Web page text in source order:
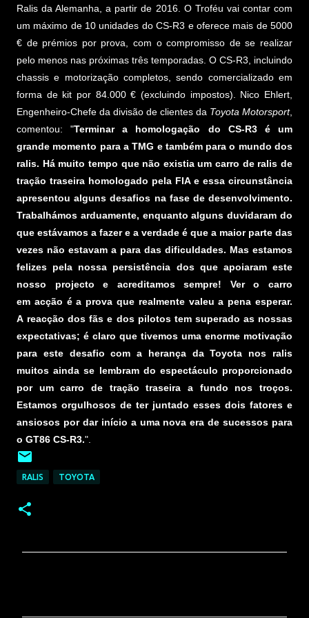
Ralis da Alemanha, a partir de 2016. O Troféu vai contar com
um máximo de 10 unidades do CS-R3 e oferece mais de 5000
€ de prémios por prova, com o compromisso de se realizar
pelo menos nas próximas três temporadas. O CS-R3, incluindo
chassis e motorização completos, sendo comercializado em
forma de kit por 84.000 € (excluindo impostos). Nico Ehlert,
Engenheiro-Chefe da divisão de clientes da Toyota Motorsport,
comentou: "Terminar a homologação do CS-R3 é um
grande momento para a TMG e também para o mundo dos
ralis. Há muito tempo que não existia um carro de ralis de
tração traseira homologado pela FIA e essa circunstância
apresentou alguns desafios na fase de desenvolvimento.
Trabalhámos arduamente, enquanto alguns duvidaram do
que estávamos a fazer e a verdade é que a maior parte das
vezes não estavam a para das dificuldades. Mas estamos
felizes pela nossa persistência dos que apoiaram este
nosso projecto e acreditamos sempre! Ver o carro
em acção é a prova que realmente valeu a pena esperar.
A reacção dos fãs e dos pilotos tem superado as nossas
expectativas; é claro que tivemos uma enorme motivação
para este desafio com a herança da Toyota nos ralis
muitos ainda se lembram do espectáculo proporcionado
por um carro de tração traseira a fundo nos troços.
Estamos orgulhosos de ter juntado esses dois fatores e
ansiosos por dar início a uma nova era de sucessos para
o GT86 CS-R3.".
RALIS TOYOTA